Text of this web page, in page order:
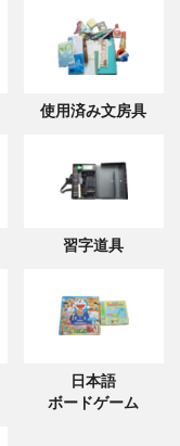
使用済み文房具
習字道具
日本語
ボードゲーム